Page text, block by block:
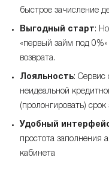
быстрое зачисление
Выгодный старт:
«первый займ под
возврата.
Лояльность: Сервис
неидеальной
(пролонгировать) срок
Удобный
простота заполнения
кабинета